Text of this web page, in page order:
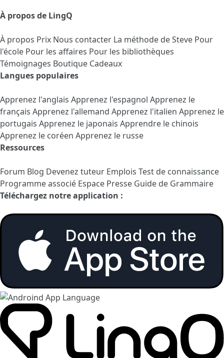
À propos de LingQ
À propos Prix Nous contacter La méthode de Steve Pour
l'école Pour les affaires Pour les bibliothèques
Témoignages Boutique Cadeaux
Langues populaires
Apprenez l'anglais Apprenez l'espagnol Apprenez le
français Apprenez l'allemand Apprenez l'italien Apprenez le
portugais Apprenez le japonais Apprendre le chinois
Apprenez le coréen Apprenez le russe
Ressources
Forum Blog Devenez tuteur Emplois Test de connaissance
Programme associé Espace Presse Guide de Grammaire
Téléchargez notre application :